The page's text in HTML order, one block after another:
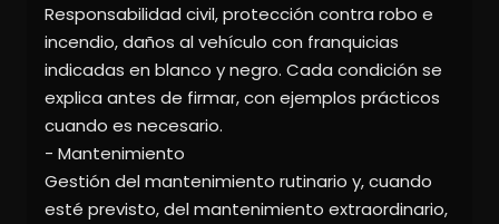
Responsabilidad civil, protección contra robo e
incendio, daños al vehículo con franquicias
indicadas en blanco y negro. Cada condición se
explica antes de firmar, con ejemplos prácticos
cuando es necesario.
- Mantenimiento
Gestión del mantenimiento rutinario y, cuando
esté previsto, del mantenimiento extraordinario,